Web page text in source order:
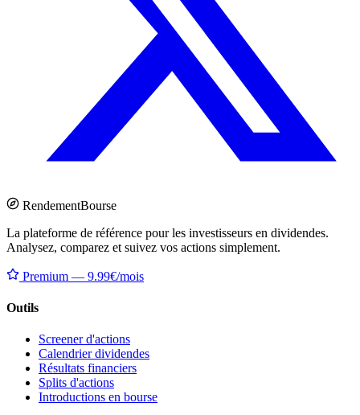
RendementBourse
La plateforme de référence pour les investisseurs en dividendes.
Analysez, comparez et suivez vos actions simplement.
Premium — 9.99€/mois
Outils
Screener d'actions
Calendrier dividendes
Résultats financiers
Splits d'actions
Introductions en bourse